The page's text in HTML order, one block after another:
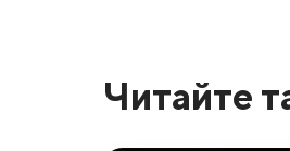
Читайте